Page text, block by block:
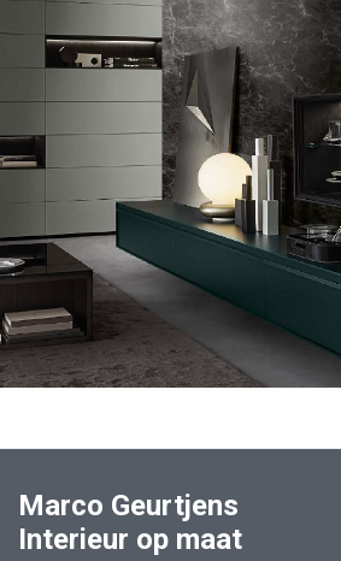
Marco Geurtjens
Interieur op maat